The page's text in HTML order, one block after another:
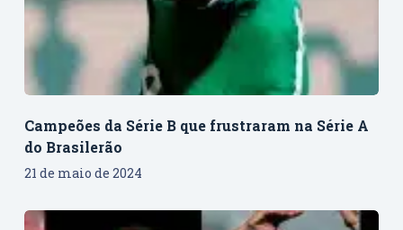
Campeões da Série B que frustraram na Série A
do Brasilerão
21 de maio de 2024